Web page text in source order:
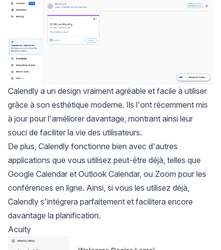
Calendly a un design vraiment agréable et facile à utiliser
grâce à son esthétique moderne. Ils l'ont récemment mis
à jour pour l'améliorer davantage, montrant ainsi leur
souci de faciliter la vie des utilisateurs.
De plus, Calendly fonctionne bien avec d'autres
applications que vous utilisez peut-être déjà, telles que
Google Calendar et Outlook Calendar, ou Zoom pour les
conférences en ligne. Ainsi, si vous les utilisez déjà,
Calendly s'intégrera parfaitement et facilitera encore
davantage la planification.
Acuity